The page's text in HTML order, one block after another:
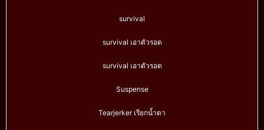
survival
survival เอาตัวรอด
survival เอาตัวรอด
Suspense
Tearjerker เรียกน้ำตา